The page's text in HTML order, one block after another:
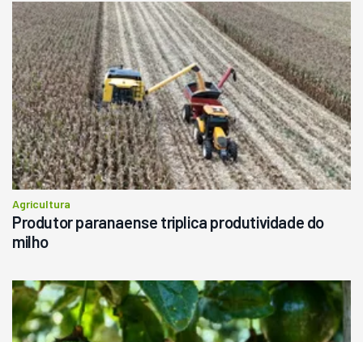
Agricultura
Produtor paranaense triplica produtividade do
milho